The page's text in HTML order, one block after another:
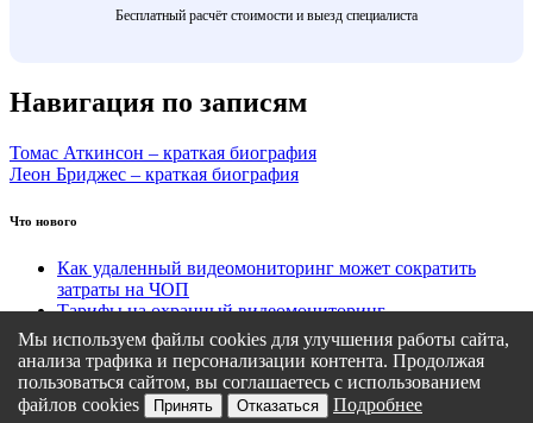
Бесплатный расчёт стоимости и выезд специалиста
Навигация по записям
Томас Аткинсон – краткая биография
Леон Бриджес – краткая биография
Что нового
Как удаленный видеомониторинг может сократить
затраты на ЧОП
Тарифы на охранный видеомониторинг
Этапы подключения удаленного видеомониторинга
Кому подходит удаленный видеомониторинг?
Какие задачи решает удаленный видеомониторинг
Политика конфиденциальности
Мы используем файлы cookies для улучшения работы сайта,
анализа трафика и персонализации контента. Продолжая
пользоваться сайтом, вы соглашаетесь с использованием
файлов cookies
Принять Отказаться Подробнее